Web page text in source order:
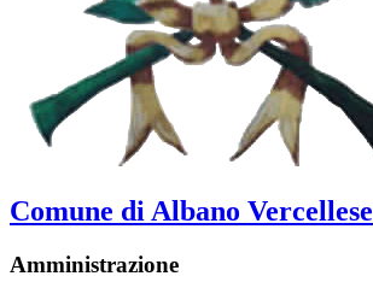
Comune di Albano Vercellese
Amministrazione